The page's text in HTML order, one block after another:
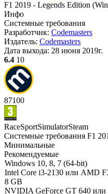
F1 2019 - Legends Edition (
Инфо
Системные требования
Разработчик: Codemasters
Издатель: Codemasters
Дата выхода: 28 июня 2019г.
6.4 10
87100
RaceSportSimulatorSteam
Системные требования F1
Минимальные
Рекомендуемые
Windows 10, 8, 7 (64-bit)
Intel Core i3-2130 или AMD
8 GB
NVIDIA GeForce GT 640